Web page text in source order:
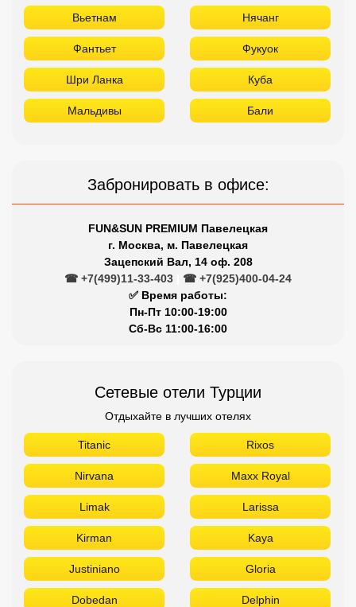
Вьетнам Нячанг
Фантьет Фукуок
Шри Ланка Куба
Мальдивы Бали
Забронировать в офисе:
FUN&SUN PREMIUM Павелецкая
г. Москва, м. Павелецкая
Зацепский Вал, 14 оф. 208
☎ +7(499)11-33-403
☎ +7(925)400-04-24
✅ Время работы:
Пн-Пт 10:00-19:00
Сб-Вс 11:00-16:00
Сетевые отели Турции
Отдыхайте в лучших отелях
Titanic Rixos
Nirvana Maxx Royal
Limak Larissa
Kirman Kaya
Justiniano Gloria
Dobedan Delphin